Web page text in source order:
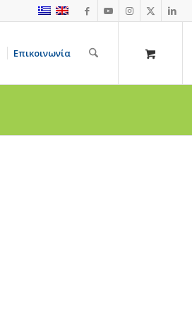
Επικοινωνία